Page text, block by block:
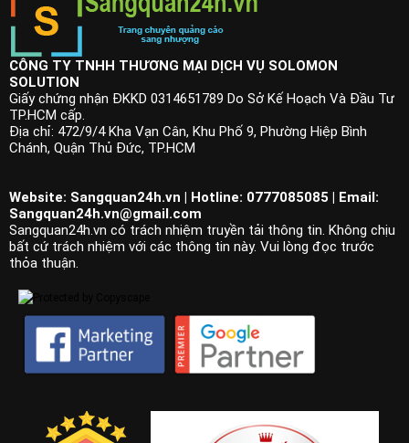
CÔNG TY TNHH THƯƠNG MẠI DỊCH VỤ SOLOMON
SOLUTION
Giấy chứng nhận ĐKKD 0314651789 Do Sở Kế Hoạch Và Đầu Tư
TP.HCM cấp.
Địa chỉ: 472/9/4 Kha Vạn Cân, Khu Phố 9, Phường Hiệp Bình
Chánh, Quận Thủ Đức, TP.HCM
Website: Sangquan24h.vn | Hotline: 0777085085 | Email:
Sangquan24h.vn@gmail.com
Sangquan24h.vn có trách nhiệm truyền tải thông tin. Không chịu
bất cứ trách nhiệm với các thông tin này. Vui lòng đọc trước
thỏa thuận.